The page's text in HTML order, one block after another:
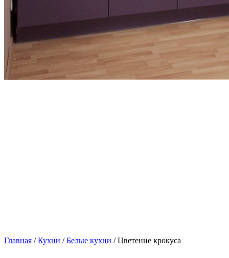
Главная /Кухни /Белые кухни / Цветение крокуса